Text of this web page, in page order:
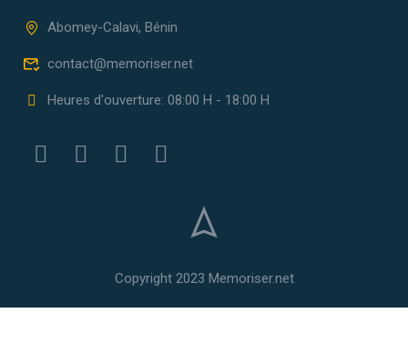
Abomey-Calavi, Bénin
contact@memoriser.net
Heures d'ouverture: 08:00 H - 18:00 H
Copyright 2023 Memoriser.net